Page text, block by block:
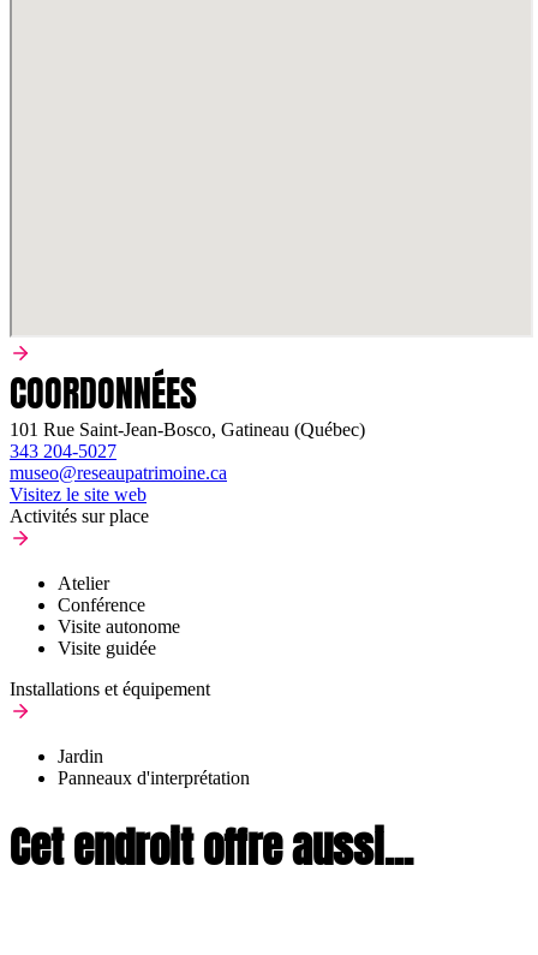
COORDONNÉES
101 Rue Saint-Jean-Bosco, Gatineau (Québec)
343 204-5027
museo@reseaupatrimoine.ca
Visitez le site web
Activités sur place
Atelier
Conférence
Visite autonome
Visite guidée
Installations et équipement
Jardin
Panneaux d'interprétation
Cet endroit offre aussi...